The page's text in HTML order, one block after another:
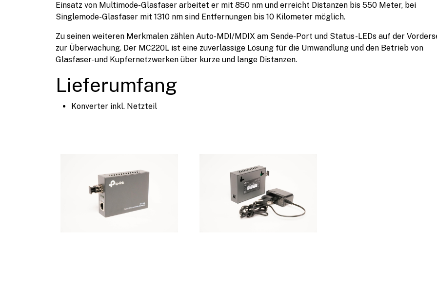
Einsatz von Multimode-Glasfaser arbeitet er mit 850 nm und erreicht Distanzen bis 550 Meter, bei
Singlemode-Glasfaser mit 1310 nm sind Entfernungen bis 10 Kilometer möglich.
Zu seinen weiteren Merkmalen zählen Auto-MDI/MDIX am Sende-Port und Status-LEDs auf der
zur Überwachung. Der MC220L ist eine zuverlässige Lösung für die Umwandlung und den Betrieb von
Glasfaser- und Kupfernetzwerken über kurze und lange Distanzen.
Lieferumfang
Konverter inkl. Netzteil